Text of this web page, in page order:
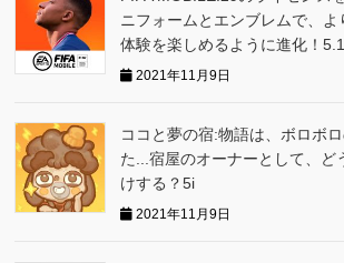
ニフォームとエンブレムで、
体験を楽しめるように進化！
2021年11月9日
ココと夢の宿:物語は、ボロボ
た...宿屋のオーナーとして、ど
けする？5i
2021年11月9日